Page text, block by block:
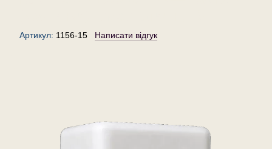
Артикул: 1156-15 Написати відгук